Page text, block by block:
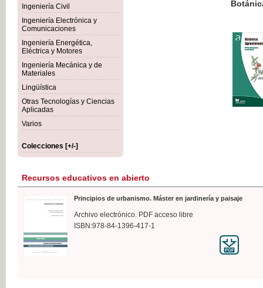
Ingeniería Civil
Ingeniería Electrónica y
Comunicaciones
Ingeniería Energética,
Eléctrica y Motores
Ingeniería Mecánica y de
Materiales
Lingüística
Otras Tecnologías y Ciencias
Aplicadas
Varios
Colecciones [+/-]
Botánica Agroalimentaria
IVA
Recursos educativos en abierto
Principios de urbanismo. Máster en jardinería y paisaje
Archivo electrónico. PDF acceso libre
ISBN:978-84-1396-417-1